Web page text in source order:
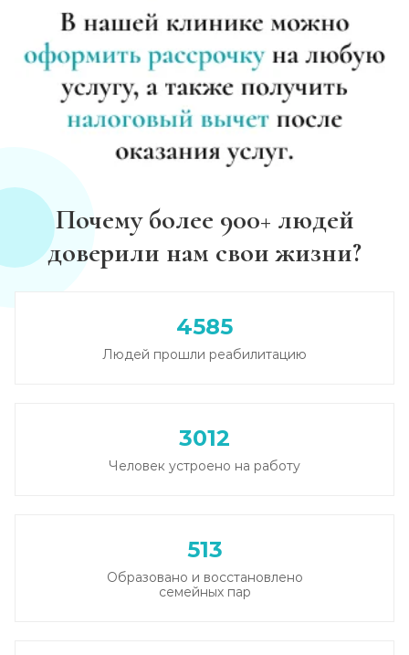
Почему более 900+ людей
доверили нам свои жизни?
4585
Людей прошли реабилитацию
3012
Человек устроено на работу
513
Образовано и восстановлено
семейных пар